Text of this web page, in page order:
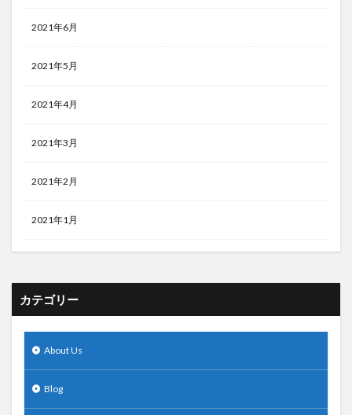
2021年6月
2021年5月
2021年4月
2021年3月
2021年2月
2021年1月
カテゴリー
About Us
Blog